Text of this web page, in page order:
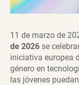
11 de marzo de
de 2026 se
iniciativa europea
género en
las jóvenes